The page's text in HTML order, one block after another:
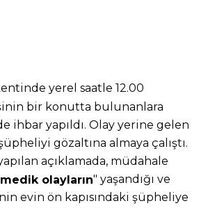
yerel saatle 12.00
bir konutta bulunanlara
ihbar yapıldı. Olay yerine gelen
gözaltına almaya çalıştı.
açıklamada, müdahale
olayların" yaşandığı ve
evin ön kapısındaki şüpheliye